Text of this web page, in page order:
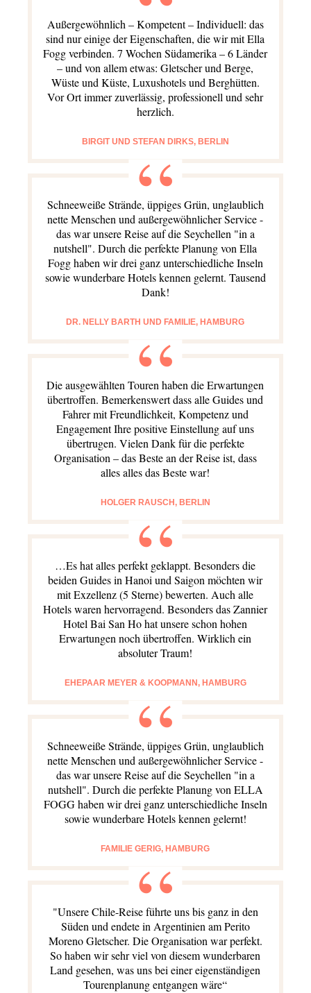
Außergewöhnlich – Kompetent – Individuell: das
sind nur einige der Eigenschaften, die wir mit Ella
Fogg verbinden. 7 Wochen Südamerika – 6 Länder
– und von allem etwas: Gletscher und Berge,
Wüste und Küste, Luxushotels und Berghütten.
Vor Ort immer zuverlässig, professionell und sehr
herzlich.
BIRGIT UND STEFAN DIRKS, BERLIN
Schneeweiße Strände, üppiges Grün, unglaublich
nette Menschen und außergewöhnlicher Service -
das war unsere Reise auf die Seychellen "in a
nutshell". Durch die perfekte Planung von Ella
Fogg haben wir drei ganz unterschiedliche Inseln
sowie wunderbare Hotels kennen gelernt. Tausend
Dank!
DR. NELLY BARTH UND FAMILIE, HAMBURG
Die ausgewählten Touren haben die Erwartungen
übertroffen. Bemerkenswert dass alle Guides und
Fahrer mit Freundlichkeit, Kompetenz und
Engagement Ihre positive Einstellung auf uns
übertrugen. Vielen Dank für die perfekte
Organisation – das Beste an der Reise ist, dass
alles alles das Beste war!
HOLGER RAUSCH, BERLIN
…Es hat alles perfekt geklappt. Besonders die
beiden Guides in Hanoi und Saigon möchten wir
mit Exzellenz (5 Sterne) bewerten. Auch alle
Hotels waren hervorragend. Besonders das Zannier
Hotel Bai San Ho hat unsere schon hohen
Erwartungen noch übertroffen. Wirklich ein
absoluter Traum!
EHEPAAR MEYER & KOOPMANN, HAMBURG
Schneeweiße Strände, üppiges Grün, unglaublich
nette Menschen und außergewöhnlicher Service -
das war unsere Reise auf die Seychellen "in a
nutshell". Durch die perfekte Planung von ELLA
FOGG haben wir drei ganz unterschiedliche Inseln
sowie wunderbare Hotels kennen gelernt!
FAMILIE GERIG, HAMBURG
"Unsere Chile-Reise führte uns bis ganz in den
Süden und endete in Argentinien am Perito
Moreno Gletscher. Die Organisation war perfekt.
So haben wir sehr viel von diesem wunderbaren
Land gesehen, was uns bei einer eigenständigen
Tourenplanung entgangen wäre“